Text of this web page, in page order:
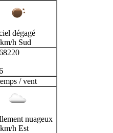
dégagé
h Sud
/ vent
nuageux
h Est